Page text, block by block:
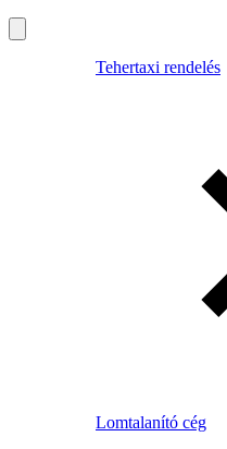
Tehertaxi rendelés
Lomtalanító cég